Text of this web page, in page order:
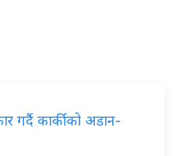
गर्दै कार्कीको अडान-